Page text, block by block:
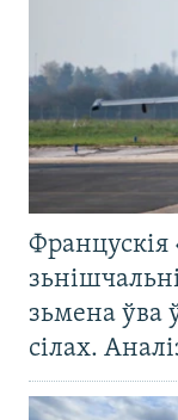
Францускія
зьмена ўва
сілах.